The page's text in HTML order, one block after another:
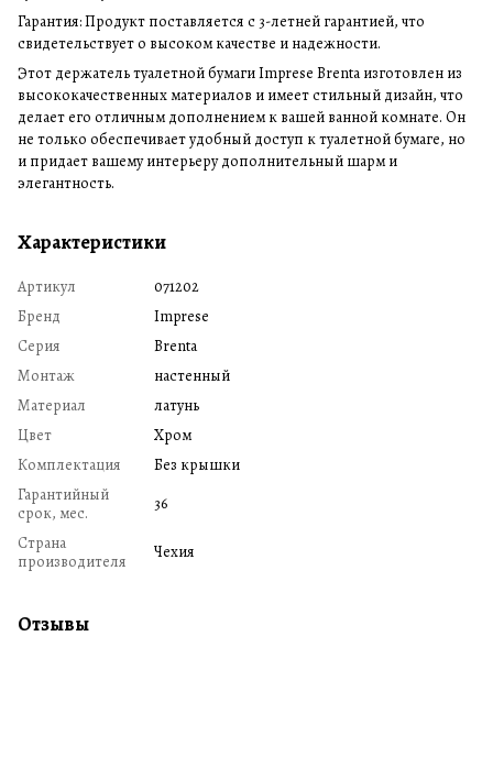
Гарантия: Продукт поставляется с 3-летней гарантией, что
свидетельствует о высоком качестве и надежности.
Этот держатель туалетной бумаги Imprese Brenta изготовлен из
высококачественных материалов и имеет стильный дизайн, что
делает его отличным дополнением к вашей ванной комнате. Он
не только обеспечивает удобный доступ к туалетной бумаге, но
и придает вашему интерьеру дополнительный шарм и
элегантность.
Характеристики
Артикул
071202
Бренд
Imprese
Серия
Brenta
Монтаж
настенный
Материал
латунь
Цвет
Хром
Комплектация
Без крышки
Гарантийный
срок, мес.
36
Страна
производителя
Чехия
Отзывы